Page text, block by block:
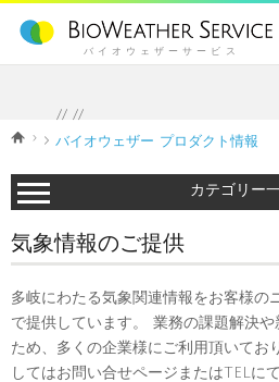
バイオウェザーサービス
// //
バイオウェザー プロダクト情報
カテゴリー
気象情報のご提供
多岐にわたる気象関連情報をお客様の
で提供しています。 業務の課題解決
ため、多くの企業様にご利用頂いてお
してはお問い合せページまたはTELに